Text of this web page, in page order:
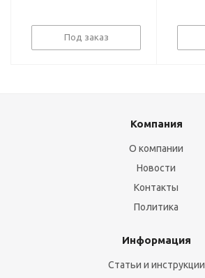
Под заказ
Компания
О компании
Новости
Контакты
Политика
Информация
Статьи и инструкции